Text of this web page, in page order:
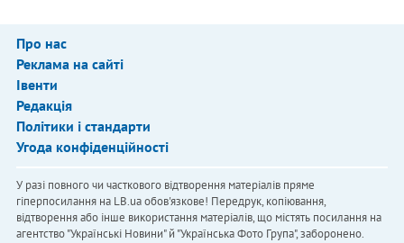
Про нас
Реклама на сайті
Івенти
Редакція
Політики і стандарти
Угода конфіденційності
У разі повного чи часткового відтворення матеріалів пряме
гіперпосилання на LB.ua обов'язкове! Передрук, копіювання,
відтворення або інше використання матеріалів, що містять посилання на
агентство "Українськi Новини" й "Українська Фото Група", заборонено.